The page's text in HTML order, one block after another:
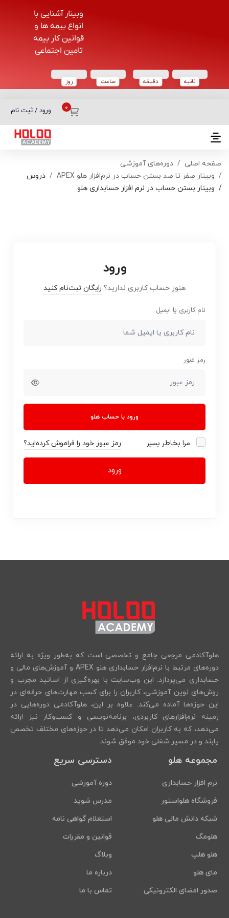
وبینار آشنایی با
انواع بیمه ها و
قوانین کار بیمه
تامین اجتماعی
روز ساعت‌ دقیقه ثانیه
ورود / ثبت نام
صفحه اصلی
دوره‌های آموزشی
وبینار صفر تا صد بستن حساب در نرم‌افزار هلو APEX
دروس
وبینار بستن حساب در نرم افزار حسابداری هلو
ورود
هنوز حساب کاربری ندارید؟ رایگان ثبت‌نام کنید
نام کاربری یا ایمیل
رمز عبور
ورود با حساب هلو
مرا بخاطر بسپر رمز عبور خود را فراموش کرده‌اید؟
ورود
هلوآکادمی مرجعی جامع و تخصصی است که به‌طور ویژه به ارائه
دوره‌های مرتبط با نرم‌افزار حسابداری هلو APEX و آموزش‌های مالی و
حسابداری می‌پردازد. این وب‌سایت با بهره‌گیری از اساتید مجرب و
روش‌های نوین آموزشی، کاربران را برای کسب مهارت‌های حرفه‌ای در
این حوزه‌ها آماده می‌کند. علاوه بر این، هلوآکادمی دوره‌هایی در
زمینه نرم‌افزارهای کاربردی، برنامه‌نویسی و کسب‌وکار نیز ارائه
می‌دهد، که به کاربران امکان می‌دهد تا در حوزه‌های مختلف تخصص
یابند و در مسیر شغلی خود موفق شوند.
مجموعه هلو
نرم افزار حسابداری
فروشگاه هلواستور
شبکه دانش مالی هلو
هلومگ
هلو هلپ
مای هلو
صدور امضای الکترونیکی
دسترسی سریع
دوره آموزشی
مدرس شوید
استعلام گواهی نامه
قوانین و مقررات
وبلاگ
درباره ما
تماس با ما